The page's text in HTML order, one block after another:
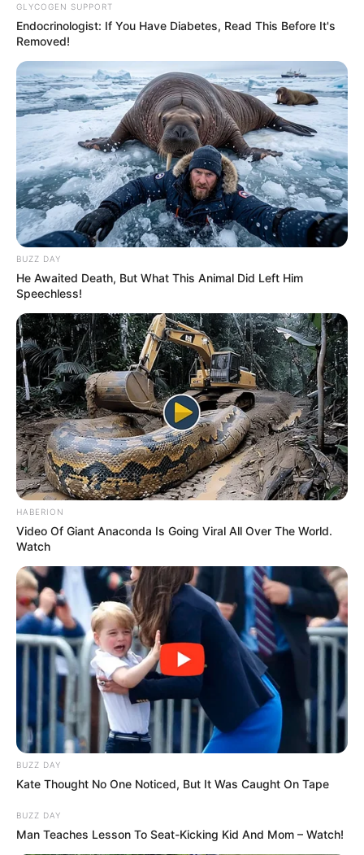
GLYCOGEN SUPPORT
Endocrinologist: If You Have Diabetes, Read This Before It's
Removed!
BUZZ DAY
He Awaited Death, But What This Animal Did Left Him
Speechless!
HABERION
Video Of Giant Anaconda Is Going Viral All Over The World.
Watch
BUZZ DAY
Kate Thought No One Noticed, But It Was Caught On Tape
BUZZ DAY
Man Teaches Lesson To Seat-Kicking Kid And Mom – Watch!